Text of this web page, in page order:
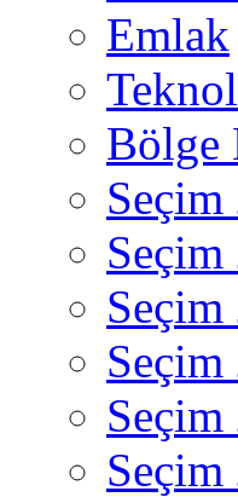
Emlak
Bölge
Seçim
Seçim
Seçim
Seçim
Seçim
Seçim